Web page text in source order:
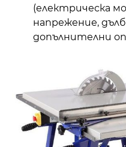
(електрическа
напрежение,
допълнителни